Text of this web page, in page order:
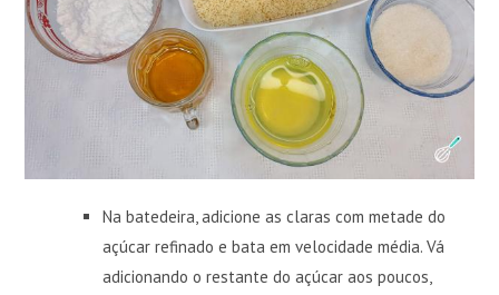
Na batedeira, adicione as claras com metade do
açúcar refinado e bata em velocidade média. Vá
adicionando o restante do açúcar aos poucos,